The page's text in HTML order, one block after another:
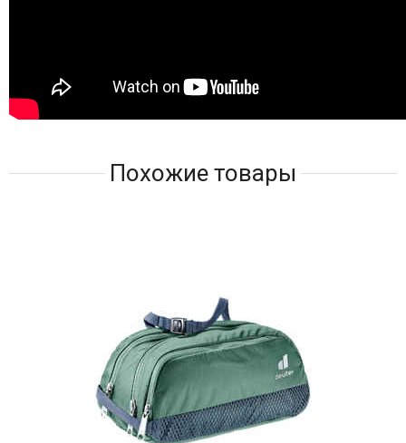
Похожие товары